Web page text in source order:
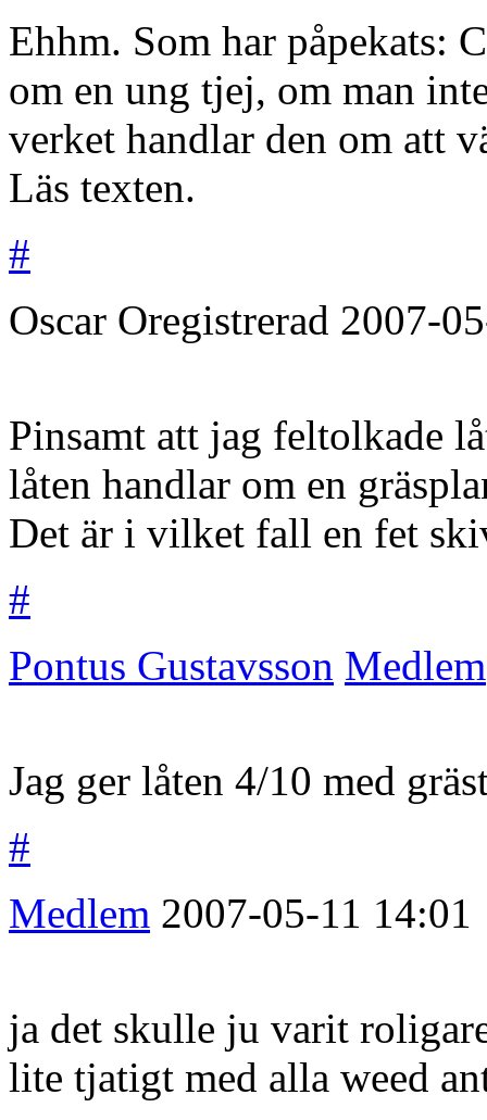
Ehhm. Som har påpekats:
om en ung tjej, om man
verket handlar den om att
Läs texten.
#
Oscar Oregistrerad 2007-
Pinsamt att jag feltolkade
låten handlar om en
Det är i vilket fall en fet
#
Pontus Gustavsson Medlem
Jag ger låten 4/10 med
#
Medlem 2007-05-11 14:01
ja det skulle ju varit
lite tjatigt med alla weed